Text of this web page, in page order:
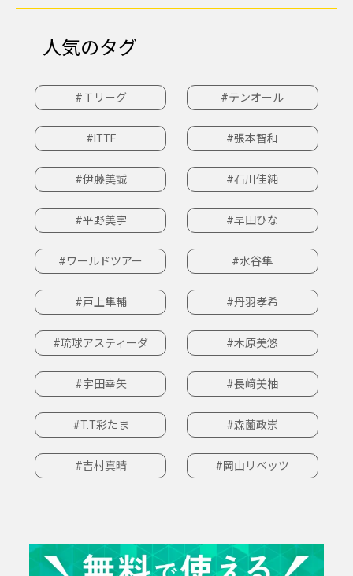
人気のタグ
#Ｔリーグ #テンオール
#ITTF #張本智和
#伊藤美誠 #石川佳純
#平野美宇 #早田ひな
#ワールドツアー #水谷隼
#戸上隼輔 #丹羽孝希
#琉球アスティーダ #木原美悠
#宇田幸矢 #長﨑美柚
#T.T彩たま #森薗政崇
#吉村真晴 #岡山リベッツ